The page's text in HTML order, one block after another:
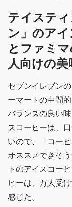
テイステ
ン」のア
とファミ
人向けの美
セブンイレブン
ーマートの中間
バランスの良い
スコーヒーは、
いので、「コー
オススメできそ
トのアイスコー
ヒーは、万人受
感じた。